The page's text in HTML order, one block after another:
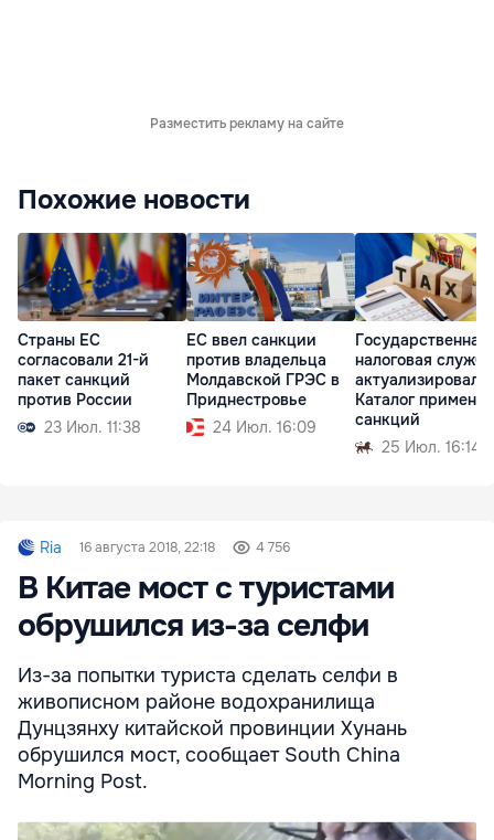
Разместить рекламу на сайте
Похожие новости
Страны ЕС
согласовали 21-й
пакет санкций
против России
23 Июл. 11:38
ЕС ввел санкции
против владельца
Молдавской ГРЭС в
Приднестровье
24 Июл. 16:09
Государственная
налоговая служба
актуализировала
Каталог
санкций
25 Июл. 16:14
Ria 16 августа 2018, 22:18 4 756
В Китае мост с туристами
обрушился из-за селфи
Из-за попытки туриста сделать селфи в
живописном районе водохранилища
Дунцзянху китайской провинции Хунань
обрушился мост, сообщает South China
Morning Post.